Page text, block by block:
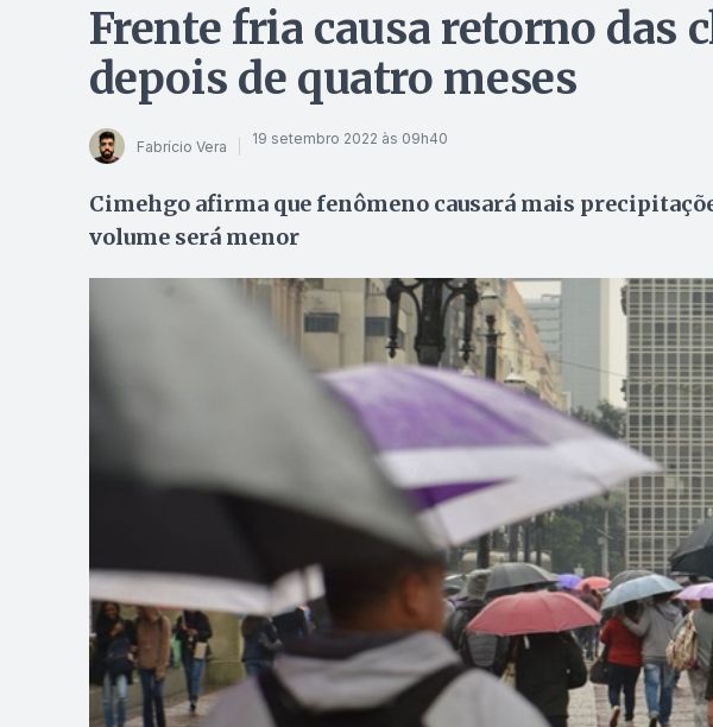
Frente fria causa retorno das
depois de quatro meses
Fabrício Vera 19 setembro 2022 às 09h40
Cimehgo afirma que fenômeno causará mais
volume será menor